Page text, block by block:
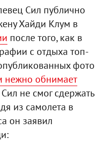
Сил публично
Хайди Клум в
после того, как в
с отдыха топ-
фото
нежно обнимает
Сил не смог сдержать
из самолета в
он заявил